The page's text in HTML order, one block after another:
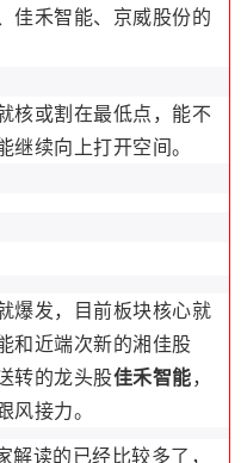
佳禾智能、京威股份的
核或割在最低点，能不
续向上打开空间。
爆发，目前板块核心就
和近端次新的湘佳股
转的龙头股佳禾智能，
接力。
读的已经比较多了，